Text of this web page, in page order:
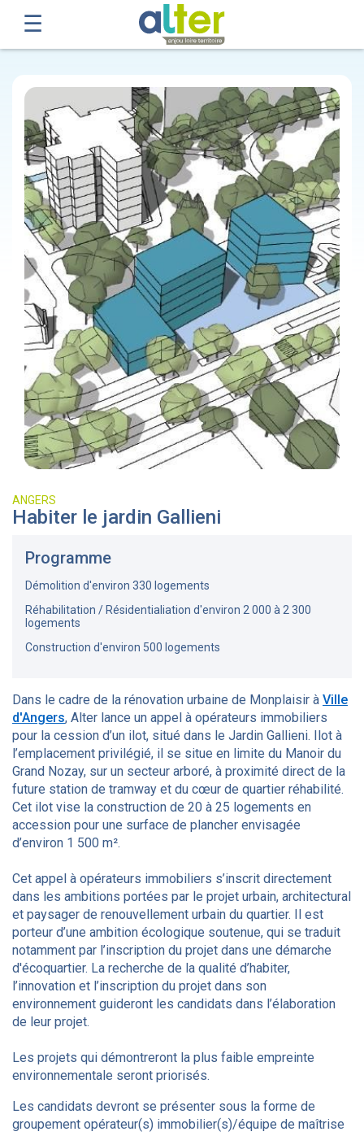
ANGERS
Habiter le jardin Gallieni
Programme
Démolition d'environ 330 logements
Réhabilitation / Résidentialiation d'environ 2 000 à 2 300
logements
Construction d'environ 500 logements
Dans le cadre de la rénovation urbaine de Monplaisir à Ville
d'Angers, Alter lance un appel à opérateurs immobiliers
pour la cession d’un ilot, situé dans le Jardin Gallieni. Ilot à
l’emplacement privilégié, il se situe en limite du Manoir du
Grand Nozay, sur un secteur arboré, à proximité direct de la
future station de tramway et du cœur de quartier réhabilité.
Cet ilot vise la construction de 20 à 25 logements en
accession pour une surface de plancher envisagée
d’environ 1 500 m².
Cet appel à opérateurs immobiliers s’inscrit directement
dans les ambitions portées par le projet urbain, architectural
et paysager de renouvellement urbain du quartier. Il est
porteur d’une ambition écologique soutenue, qui se traduit
notamment par l’inscription du projet dans une démarche
d'écoquartier. La recherche de la qualité d’habiter,
l’innovation et l’inscription du projet dans son
environnement guideront les candidats dans l’élaboration
de leur projet.
Les projets qui démontreront la plus faible empreinte
environnementale seront priorisés.
Les candidats devront se présenter sous la forme de
groupement opérateur(s) immobilier(s)/équipe de maîtrise